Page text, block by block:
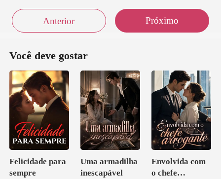
Anterior Próximo
Você deve gostar
Felicidade para
sempre
Uma armadilha
inescapável
Envolvida com
o chefe